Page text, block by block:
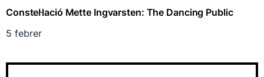
Constel·lació Mette Ingvarsten: The Dancing Public
5 febrer